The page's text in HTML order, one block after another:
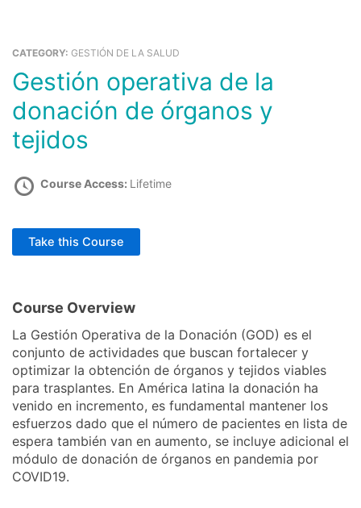
contenido
CATEGORY: GESTIÓN DE LA SALUD
Gestión operativa de la
donación de órganos y
tejidos
Course Access: Lifetime
Take this Course
Course Overview
La Gestión Operativa de la Donación (GOD) es el
conjunto de actividades que buscan fortalecer y
optimizar la obtención de órganos y tejidos viables
para trasplantes. En América latina la donación ha
venido en incremento, es fundamental mantener los
esfuerzos dado que el número de pacientes en lista de
espera también van en aumento, se incluye adicional el
módulo de donación de órganos en pandemia por
COVID19.